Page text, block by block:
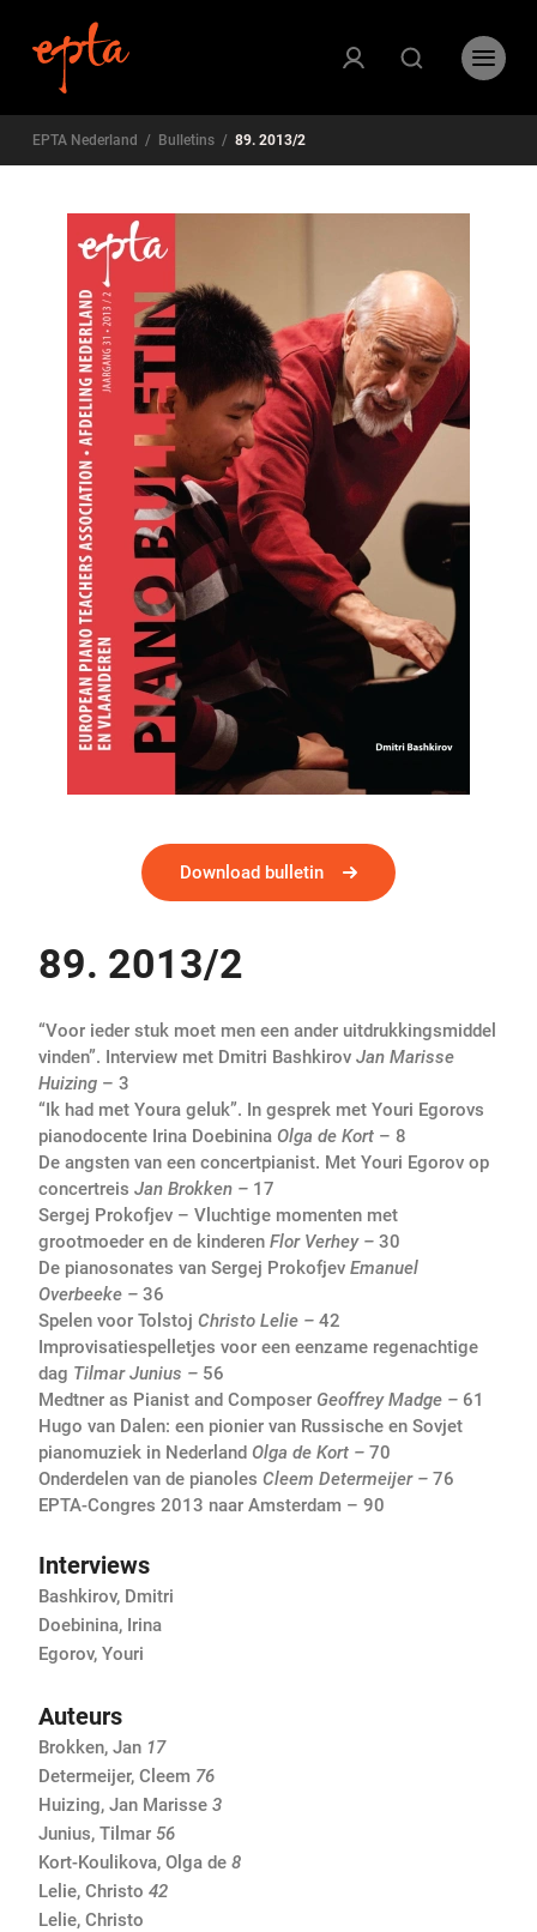
EPTA Nederland / Bulletins / 89. 2013/2
89. 2013/2
“Voor ieder stuk moet men een ander uitdrukkingsmiddel
vinden”. Interview met Dmitri Bashkirov Jan Marisse
Huizing – 3
“Ik had met Youra geluk”. In gesprek met Youri Egorovs
pianodocente Irina Doebinina Olga de Kort – 8
De angsten van een concertpianist. Met Youri Egorov op
concertreis Jan Brokken – 17
Sergej Prokofjev – Vluchtige momenten met
grootmoeder en de kinderen Flor Verhey – 30
De pianosonates van Sergej Prokofjev Emanuel
Overbeeke – 36
Spelen voor Tolstoj Christo Lelie – 42
Improvisatiespelletjes voor een eenzame regenachtige
dag Tilmar Junius – 56
Medtner as Pianist and Composer Geoffrey Madge – 61
Hugo van Dalen: een pionier van Russische en Sovjet
pianomuziek in Nederland Olga de Kort – 70
Onderdelen van de pianoles Cleem Determeijer – 76
EPTA-Congres 2013 naar Amsterdam – 90
Interviews
Bashkirov, Dmitri
Doebinina, Irina
Egorov, Youri
Auteurs
Brokken, Jan 17
Determeijer, Cleem 76
Huizing, Jan Marisse 3
Junius, Tilmar 56
Kort-Koulikova, Olga de 8
Lelie, Christo 42
Lelie, Christo
Download bulletin